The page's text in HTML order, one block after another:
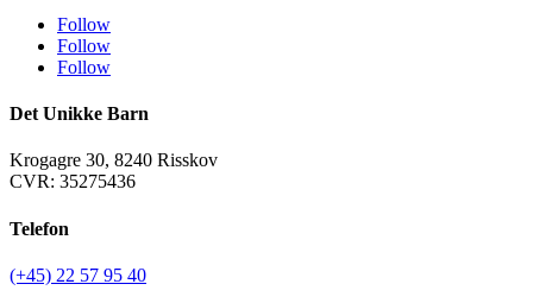
Follow
Follow
Follow
Det Unikke Barn
Krogagre 30, 8240 Risskov
CVR: 35275436
Telefon
(+45) 22 57 95 40